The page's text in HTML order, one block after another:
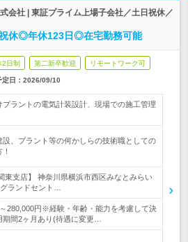
会社 | 東証プライム上場子会社／土日祝休／
休◎年休123日◎在宅勤務可能
2日制 第二新卒歓迎 リモートワーク可
日： 2026/09/10
ラントの電気計装設計、現場での施工管理
設、プラント等の何かしらの技術職としての
東支店】 神奈川県横浜市西区みなとみらい
ランドセント…
280,000円※経験・年齢・能力を考慮して決
間2ヶ月あり(待遇に変更…